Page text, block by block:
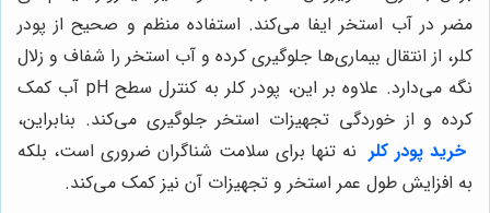
مضر در آب استخر ایفا می‌کند. استفاده منظم و صحیح از پودر
کلر، از انتقال بیماری‌ها جلوگیری کرده و آب استخر را شفاف و زلال
نگه می‌دارد. علاوه بر این، پودر کلر به کنترل سطح pH آب کمک
کرده و از خوردگی تجهیزات استخر جلوگیری می‌کند. بنابراین،
خرید پودر کلرنه تنها برای سلامت شناگران ضروری است، بلکه
به افزایش طول عمر استخر و تجهیزات آن نیز کمک می‌کند.